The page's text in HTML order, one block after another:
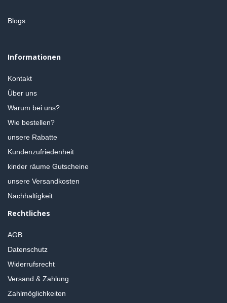
Blogs
Informationen
Kontakt
Über uns
Warum bei uns?
Wie bestellen?
unsere Rabatte
Kundenzufriedenheit
kinder räume Gutscheine
unsere Versandkosten
Nachhaltigkeit
Rechtliches
AGB
Datenschutz
Widerrufsrecht
Versand & Zahlung
Zahlmöglichkeiten